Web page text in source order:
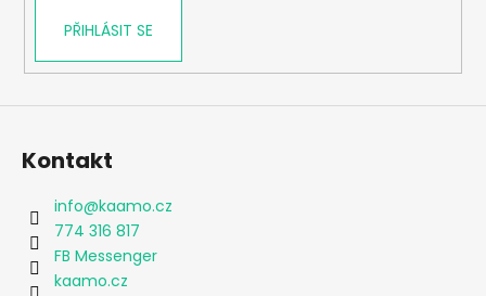
PŘIHLÁSIT SE
Kontakt
info@kaamo.cz
774 316 817
FB Messenger
kaamo.cz